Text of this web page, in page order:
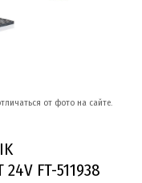
от фото на сайте.
24V FT-511938